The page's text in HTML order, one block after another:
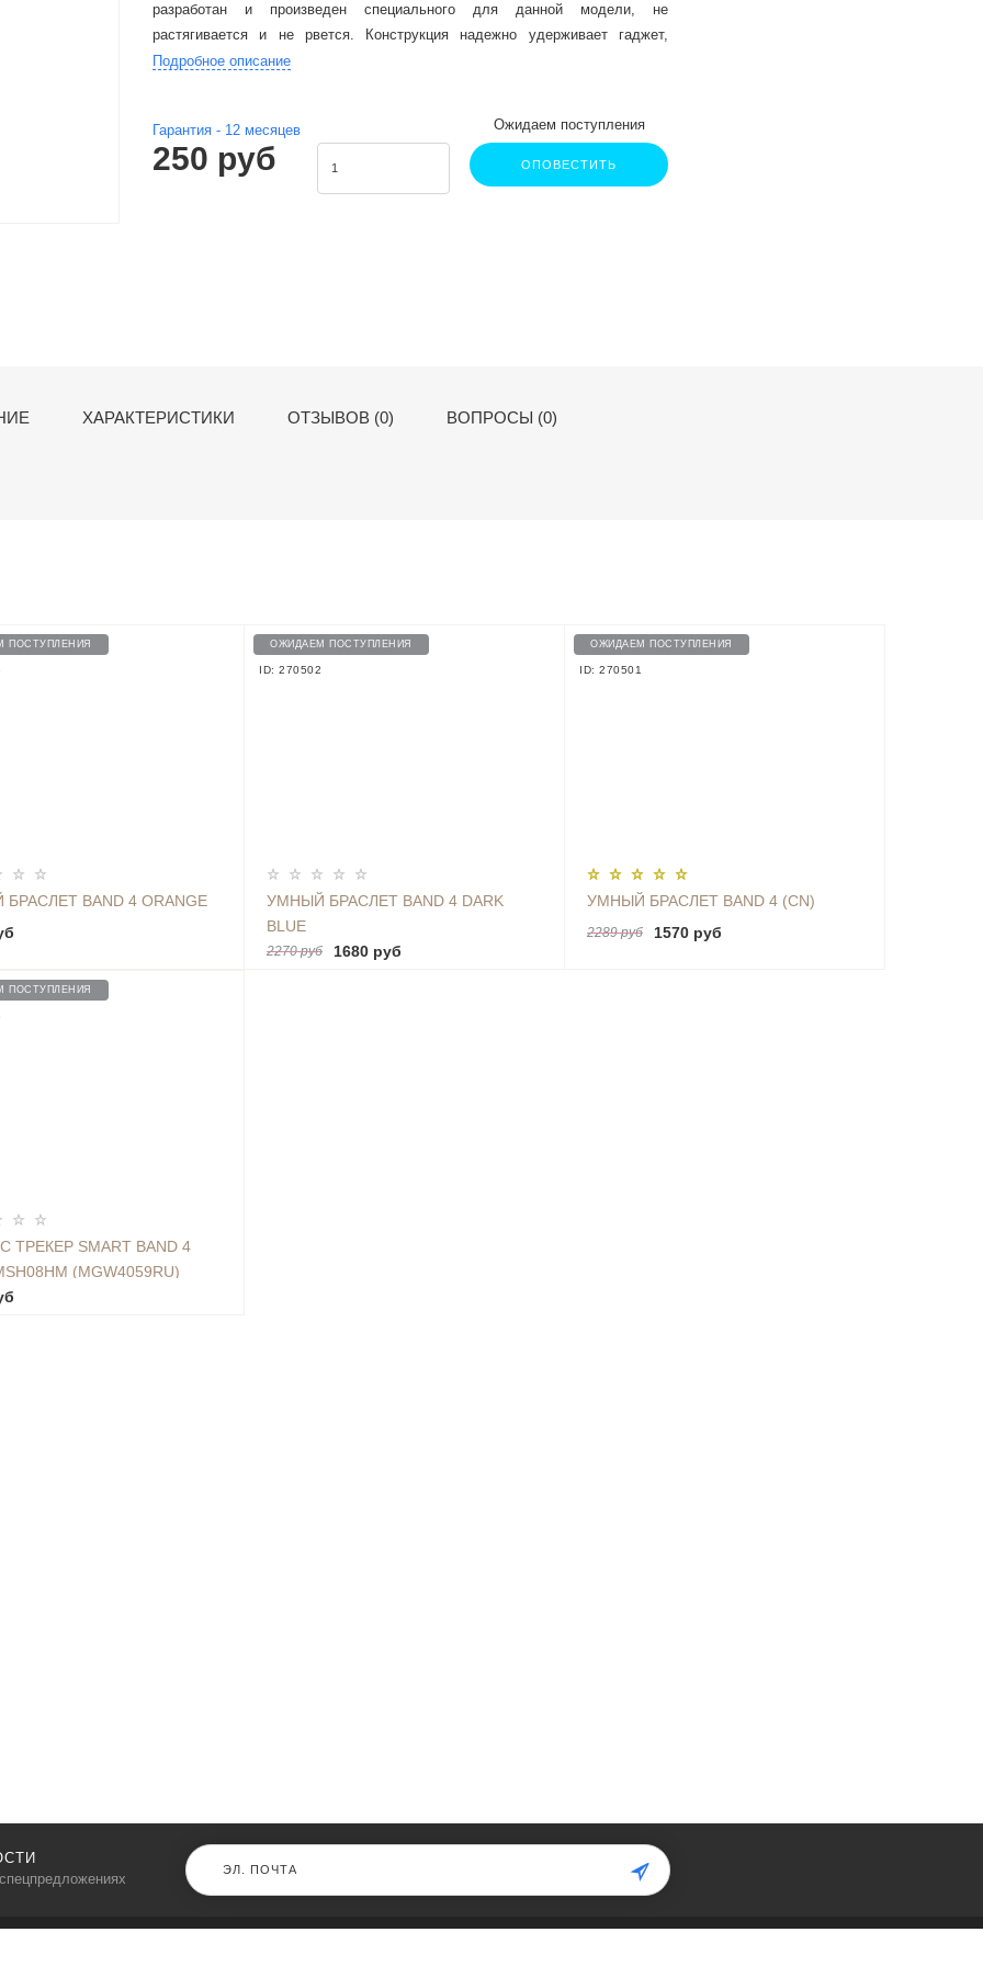
разработан и произведен специального для данной модели, не
растягивается и не рвется. Конструкция надежно удерживает гаджет,
оснащена качественной застежкой.
Подробное описание
Гарантия - 12 месяцев
250 руб
Ожидаем поступления
ОПОВЕСТИТЬ
ХАРАКТЕРИСТИКИ ОТЗЫВОВ (0) ВОПРОСЫ (0)
ПОСТУПЛЕНИЯ
BAND 4 ORANGE
ОЖИДАЕМ ПОСТУПЛЕНИЯ
ID: 270502
УМНЫЙ БРАСЛЕТ BAND 4 DARK
BLUE
2270 руб 1680 руб
ОЖИДАЕМ ПОСТУПЛЕНИЯ
ID: 270501
УМНЫЙ БРАСЛЕТ BAND 4 (CN)
2289 руб 1570 руб
ПОСТУПЛЕНИЯ
ТРЕКЕР SMART BAND 4
(MGW4059RU)